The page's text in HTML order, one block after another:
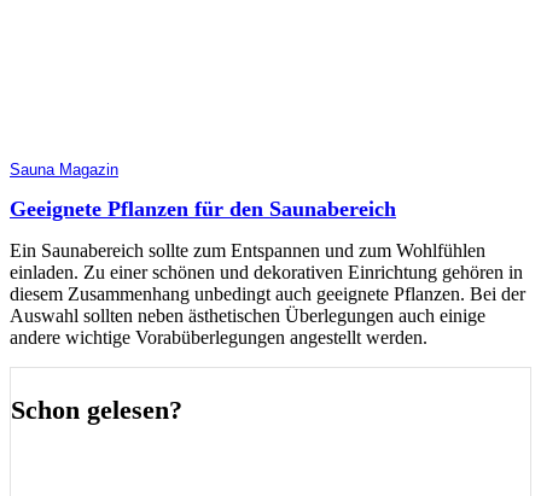
Sauna Magazin
Geeignete Pflanzen für den Saunabereich
Ein Saunabereich sollte zum Entspannen und zum Wohlfühlen
einladen. Zu einer schönen und dekorativen Einrichtung gehören in
diesem Zusammenhang unbedingt auch geeignete Pflanzen. Bei der
Auswahl sollten neben ästhetischen Überlegungen auch einige
andere wichtige Vorabüberlegungen angestellt werden.
Schon gelesen?